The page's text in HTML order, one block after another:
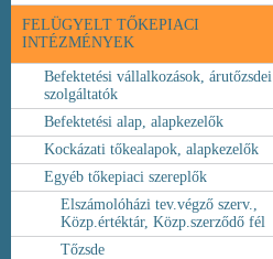
FELÜGYELT TŐKEPIACI
INTÉZMÉNYEK
Befektetési vállalkozások, árutőzsdei
szolgáltatók
Befektetési alap, alapkezelők
Kockázati tőkealapok, alapkezelők
Egyéb tőkepiaci szereplők
Elszámolóházi tev.végző szerv.,
Közp.értéktár, Közp.szerződő fél
Tőzsde